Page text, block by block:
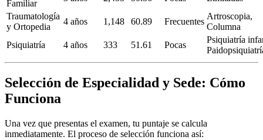
Familiar
Traumatología
y Ortopedia
4 años 1,148 60.89 Frecuentes
Artroscopia,
Columna
Psiquiatría
4 años 333 51.61 Pocas
Psiquiatría
Selección de Especialidad y Sede: Cómo
Funciona
Una vez que presentas el examen, tu puntaje se calcula
inmediatamente. El proceso de selección funciona así: